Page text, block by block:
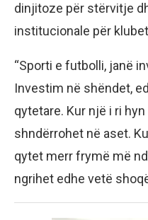
dinjitoze për stërvitje
institucionale për
“Sporti e futbolli, janë
Investim në shëndet,
qytetare. Kur një i ri
shndërrohet në aset.
qytet merr frymë më
ngrihet edhe vetë